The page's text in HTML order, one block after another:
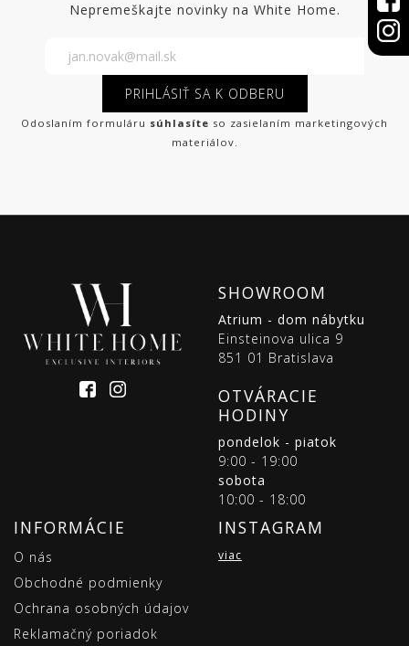
Nepremeškajte novinky na White Home.
PRIHLÁSIŤ SA K ODBERU
Odoslaním formuláru súhlasíte so zasielaním marketingových
materiálov.
SHOWROOM
Atrium - dom nábytku
Einsteinova ulica 9
851 01 Bratislava
OTVÁRACIE
HODINY
pondelok - piatok
9:00 - 19:00
sobota
10:00 - 18:00
INFORMÁCIE
O nás
Obchodné podmienky
Ochrana osobných údajov
Reklamačný poriadok
INSTAGRAM
viac